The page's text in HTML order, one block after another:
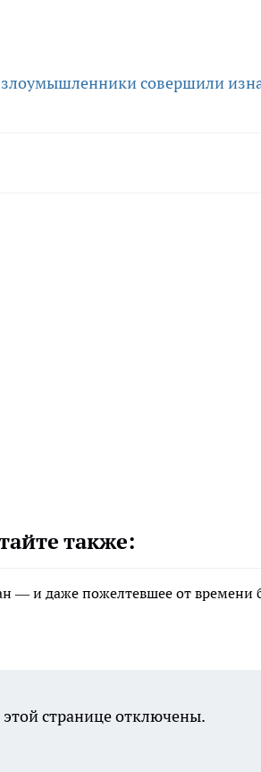
злоумышленники совершили
также:
— и даже пожелтевшее от времени
странице отключены.